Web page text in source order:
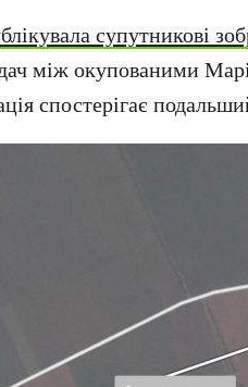
супутникові
між окупованими
спостерігає